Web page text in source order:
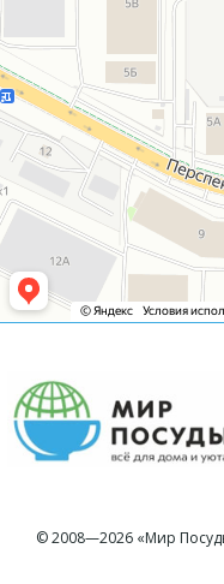
© 2008—2026 «Мир